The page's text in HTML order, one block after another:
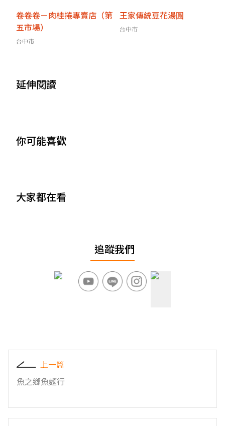
卷卷卷－肉桂捲專賣店（第
五市場）
台中市
王家傳統豆花湯圓
台中市
延伸閱讀
你可能喜歡
大家都在看
追蹤我們
上一篇
魚之鄉魚麵行